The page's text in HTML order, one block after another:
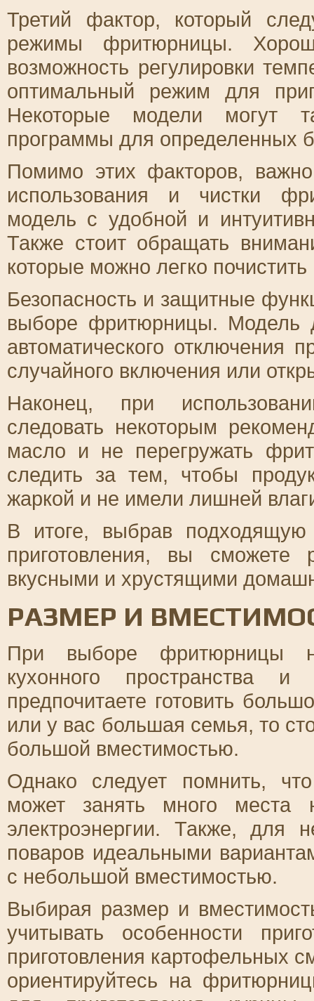
Третий фактор, который
режимы фритюрницы.
возможность регулировки
оптимальный режим для
Некоторые модели могут
программы для определенных
Помимо этих факторов,
использования и чистки
модель с удобной и
Также стоит обращать
которые можно легко
Безопасность и защитные
выборе фритюрницы. Модель
автоматического отключения
случайного включения или
Наконец, при
следовать некоторым
масло и не перегружать
следить за тем, чтобы
жаркой и не имели лишней
В итоге, выбрав
приготовления, вы сможете
вкусными и хрустящими
РАЗМЕР И
При выборе фритюрницы
кухонного пространства
предпочитаете готовить
или у вас большая семья, то
большой вместимостью.
Однако следует помнить,
может занять много места
электроэнергии. Также, для
поваров идеальными
с небольшой вместимостью.
Выбирая размер и
учитывать особенности
приготовления картофельных
ориентируйтесь на